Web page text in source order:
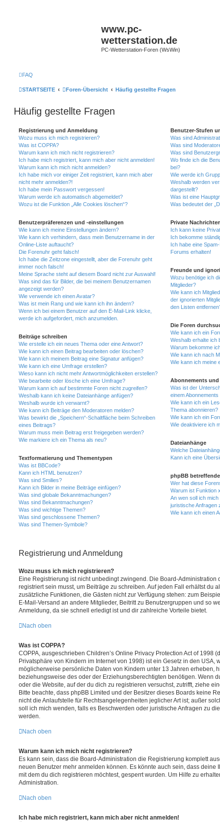
www.pc-
wetterstation.de
PC-Wetterstation-Foren (WsWin)
FAQ
STARTSEITE Foren-Übersicht Häufig gestellte Fragen
Häufig gestellte Fragen
Registrierung und Anmeldung
Wozu muss ich mich registrieren?
Was ist COPPA?
Warum kann ich mich nicht registrieren?
Ich habe mich registriert, kann mich aber nicht anmelden!
Warum kann ich mich nicht anmelden?
Ich habe mich vor einiger Zeit registriert, kann mich aber
nicht mehr anmelden?!
Ich habe mein Passwort vergessen!
Warum werde ich automatisch abgemeldet?
Wozu ist die Funktion „Alle Cookies löschen“?
Benutzerpräferenzen und -einstellungen
Wie kann ich meine Einstellungen ändern?
Wie kann ich verhindern, dass mein Benutzername in der
Online-Liste auftaucht?
Die Forenuhr geht falsch!
Ich habe die Zeitzone eingestellt, aber die Forenuhr geht
immer noch falsch!
Meine Sprache steht auf diesem Board nicht zur Auswahl!
Was sind das für Bilder, die bei meinem Benutzernamen
angezeigt werden?
Wie verwende ich einen Avatar?
Was ist mein Rang und wie kann ich ihn ändern?
Wenn ich bei einem Benutzer auf den E-Mail-Link klicke,
werde ich aufgefordert, mich anzumelden.
Beiträge schreiben
Wie erstelle ich ein neues Thema oder eine Antwort?
Wie kann ich einen Beitrag bearbeiten oder löschen?
Wie kann ich meinem Beitrag eine Signatur anfügen?
Wie kann ich eine Umfrage erstellen?
Wieso kann ich nicht mehr Antwortmöglichkeiten erstellen?
Wie bearbeite oder lösche ich eine Umfrage?
Warum kann ich auf bestimmte Foren nicht zugreifen?
Weshalb kann ich keine Dateianhänge anfügen?
Weshalb wurde ich verwarnt?
Wie kann ich Beiträge den Moderatoren melden?
Was bewirkt die „Speichern“-Schaltfläche beim Schreiben
eines Beitrags?
Warum muss mein Beitrag erst freigegeben werden?
Wie markiere ich ein Thema als neu?
Textformatierung und Thementypen
Was ist BBCode?
Kann ich HTML benutzen?
Was sind Smilies?
Kann ich Bilder in meine Beiträge einfügen?
Was sind globale Bekanntmachungen?
Was sind Bekanntmachungen?
Was sind wichtige Themen?
Was sind geschlossene Themen?
Was sind Themen-Symbole?
Benutzer-Stufen
Was sind
Was sind
Was sind
Wo finde ich die
bei?
Wie werde ich
Weshalb werden
dargestellt?
Was ist eine
Was bedeutet der
Private
Ich kann keine
Ich bekomme
Ich habe eine
Forums erhalten!
Freunde und
Wozu benötige ich
Mitglieder?
Wie kann ich
der ignorierten
den Listen
Die Foren
Wie kann ich ein
Weshalb erhalte ich
Warum bekomme
Wie kann ich nach
Wie kann ich meine
Abonnements und
Was ist der
einem
Wie kann ich ein
Thema abonnieren?
Wie kann ich ein
Wie deaktiviere ich
Dateianhänge
Welche
Kann ich eine
phpBB
Wer hat diese
Warum ist Funktion
An wen soll ich
juristische Anfragen
Wie kann ich einen
Registrierung und Anmeldung
Wozu muss ich mich registrieren?
Eine Registrierung ist nicht unbedingt zwingend. Die Board-Administration
registriert sein musst, um Beiträge zu schreiben. Auf jeden Fall erhältst du
zusätzliche Funktionen, die Gästen nicht zur Verfügung stehen: zum
E-Mail-Versand an andere Mitglieder, Beitritt zu Benutzergruppen und so
Anmeldung, da sie schnell erledigt ist und dir zahlreiche Vorteile bietet.
Nach oben
Was ist COPPA?
COPPA, ausgeschrieben Children’s Online Privacy Protection Act of 1998
Privatsphäre von Kindern im Internet von 1998) ist ein Gesetz in den USA,
möglicherweise persönliche Daten von Kindern unter 13 Jahren erheben,
beziehungsweise des oder der Erziehungsberechtigten benötigen. Wenn
oder die Website, auf der du dich zu registrieren versuchst, zutrifft, ziehe
Bitte beachte, dass phpBB Limited und der Besitzer dieses Boards keine
nicht die Anlaufstelle für Rechtsangelegenheiten jeglicher Art ist; außer
soll ich mich wenden, falls es Beschwerden oder juristische Anfragen zu
werden.
Nach oben
Warum kann ich mich nicht registrieren?
Es kann sein, dass die Board-Administration die Registrierung komplett
neuen Benutzer mehr anmelden können. Es könnte auch sein, dass deine
mit dem du dich registrieren möchtest, gesperrt wurden. Um Hilfe zu
Administration.
Nach oben
Ich habe mich registriert, kann mich aber nicht anmelden!